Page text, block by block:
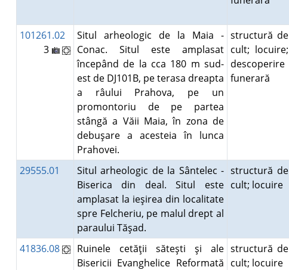
101261.02
3
Situl arheologic de la Maia -
Conac. Situl este amplasat
începând de la cca 180 m sud-
est de DJ101B, pe terasa dreapta
a râului Prahova, pe un
promontoriu de pe partea
stângă a Văii Maia, în zona de
debuşare a acesteia în lunca
Prahovei.
structură de
cult; locuire;
descoperire
funerară
29555.01
Situl arheologic de la Sântelec -
Biserica din deal. Situl este
amplasat la ieşirea din localitate
spre Felcheriu, pe malul drept al
paraului Tăşad.
structură de
cult; locuire
41836.08
Ruinele cetăţii săteşti şi ale
Bisericii Evanghelice Reformată
structură de
cult; locuire